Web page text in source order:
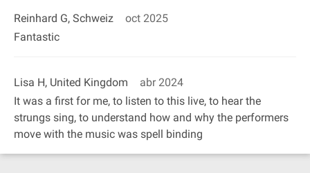
Reinhard G, Schweiz
oct 2025
Fantastic
Lisa H, United Kingdom
abr 2024
It was a first for me, to listen to this live, to hear the
strungs sing, to understand how and why the performers
move with the music was spell binding